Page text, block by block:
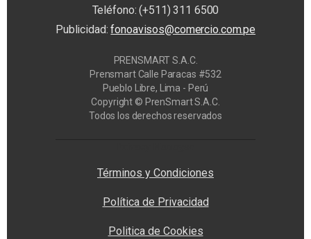
Teléfono: (+511) 311 6500
Publicidad:fonoavisos@comercio.com.pe
PRENSMART S.A.C.
Prensmart Calle Paracas #532
Pueblo Libre, Lima - Perú
Copyright © PrenSmart S.A.C.
Todos los derechos reservados
Términos y Condiciones
Política de Privacidad
Politica de Cookies